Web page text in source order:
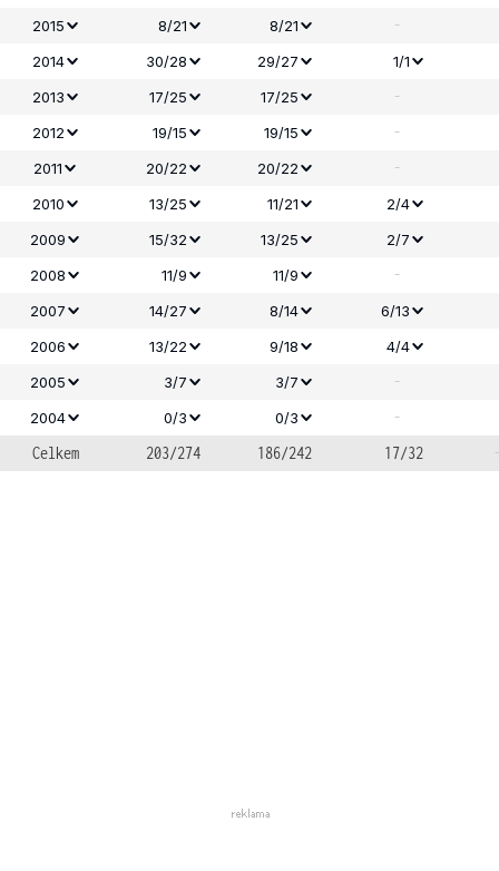
2015
8/21 8/21 -
2014 30/28 29/27
1/1
2013
17/25 17/25 -
2012 19/15 19/15 -
2011 20/22 20/22 -
2010 13/25 11/21
2/4
2009
15/32 13/25
2/7
2008
11/9 11/9 -
2007 14/27 8/14
6/13
2006
13/22 9/18
4/4
2005
3/7 3/7 -
2004 0/3 0/3
-
Celkem
203/274 186/242 17/32